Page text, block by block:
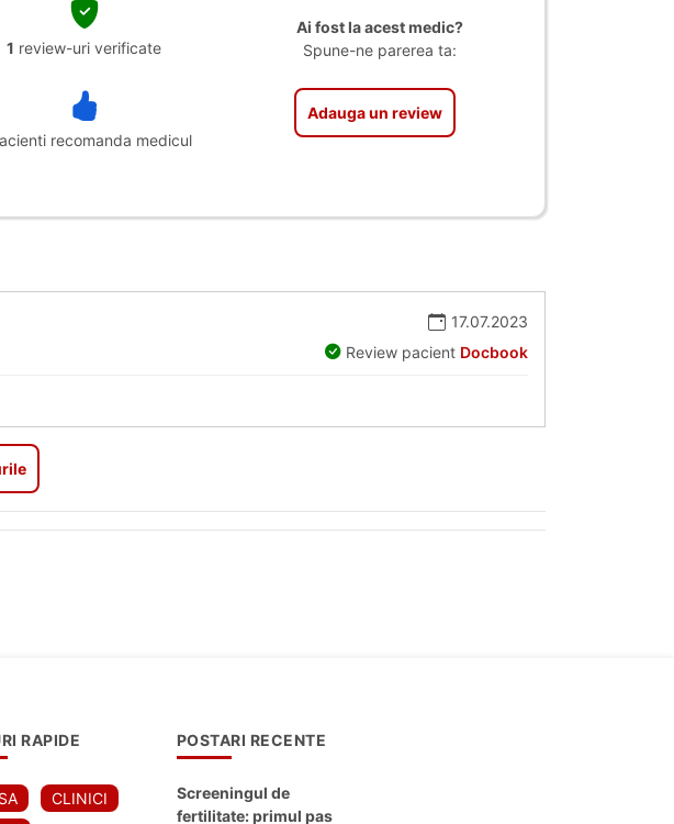
1 review-uri verificate
recomanda medicul
Ai fost la acest medic?
Spune-ne parerea ta:
Adauga un review
17.07.2023
Review pacient Docbook
RAPIDE
CLINICI
POSTARI RECENTE
Screeningul de
fertilitate: primul pas